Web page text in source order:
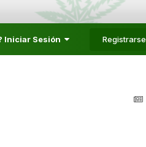
Iniciar Sesión Registrarse